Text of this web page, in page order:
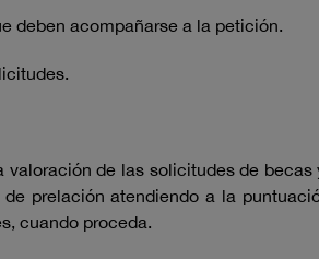
deben acompañarse a la petición.
valoración de las solicitudes de
prelación atendiendo a la
cuando proceda.